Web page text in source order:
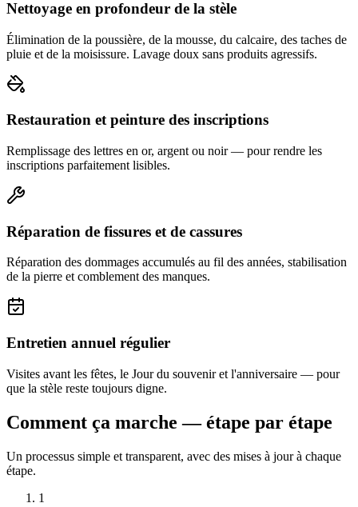
Nettoyage en profondeur de la stèle
Élimination de la poussière, de la mousse, du calcaire, des taches de
pluie et de la moisissure. Lavage doux sans produits agressifs.
Restauration et peinture des inscriptions
Remplissage des lettres en or, argent ou noir — pour rendre les
inscriptions parfaitement lisibles.
Réparation de fissures et de cassures
Réparation des dommages accumulés au fil des années, stabilisation
de la pierre et comblement des manques.
Entretien annuel régulier
Visites avant les fêtes, le Jour du souvenir et l'anniversaire — pour
que la stèle reste toujours digne.
Comment ça marche — étape par étape
Un processus simple et transparent, avec des mises à jour à chaque
étape.
1